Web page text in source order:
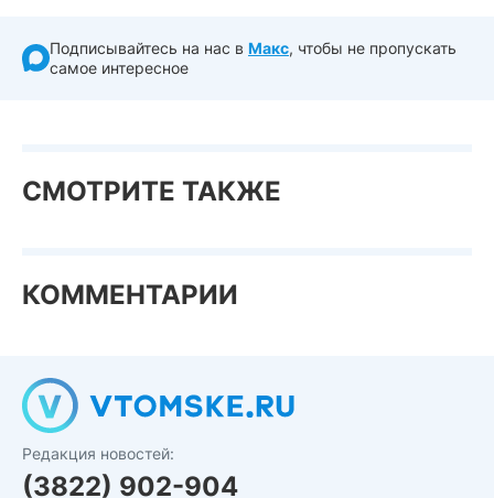
Подписывайтесь на нас в Макс, чтобы не пропускать
самое интересное
СМОТРИТЕ ТАКЖЕ
КОММЕНТАРИИ
Редакция новостей:
(3822) 902-904